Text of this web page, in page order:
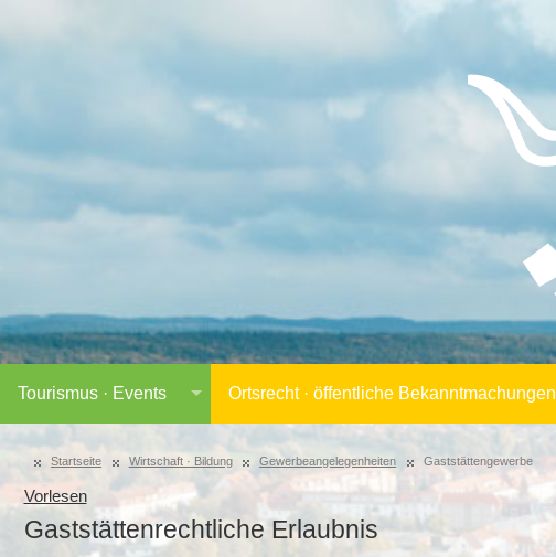
Tourismus · Events Ortsrecht · öffentliche Bekanntmachungen
Startseite Wirtschaft · Bildung Gewerbeangelegenheiten Gaststättengewerbe
Vorlesen
Gaststättenrechtliche Erlaubnis